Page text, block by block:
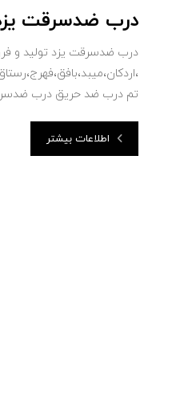
درب ضدسرقت
درب ضدسرقت یزد تولید و
تم درب ضد حریق درب
اطلاعات بیشتر